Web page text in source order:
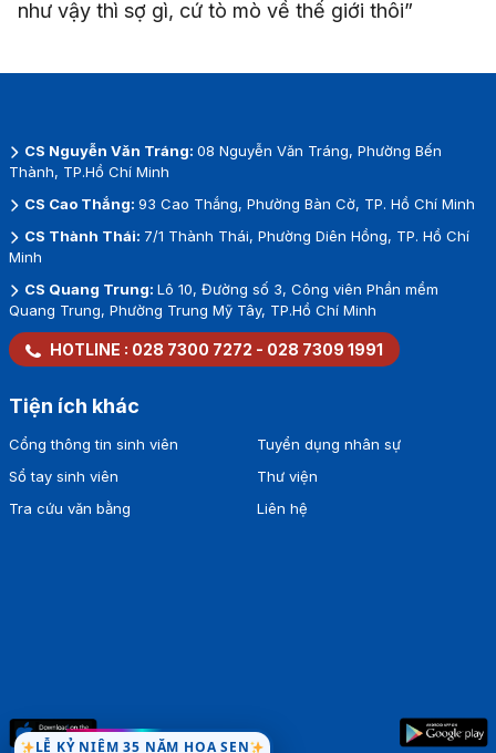
LỄ KỶ NIỆM 35 NĂM HOA SEN
như vậy thì sợ gì, cứ tò mò về thế giới thôi”
CS Nguyễn Văn Tráng: 08 Nguyễn Văn Tráng, Phường Bến
Thành, TP.Hồ Chí Minh
CS Cao Thắng: 93 Cao Thắng, Phường Bàn Cờ, TP. Hồ Chí Minh
CS Thành Thái: 7/1 Thành Thái, Phường Diên Hồng, TP. Hồ Chí
Minh
CS Quang Trung: Lô 10, Đường số 3, Công viên Phần mềm
Quang Trung, Phường Trung Mỹ Tây, TP.Hồ Chí Minh
HOTLINE : 028 7300 7272 - 028 7309 1991
Tiện ích khác
Cổng thông tin sinh viên
Sổ tay sinh viên
Tra cứu văn bằng
Tuyển dụng nhân sự
Thư viện
Liên hệ